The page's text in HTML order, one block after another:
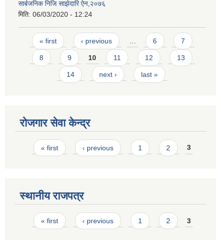
सार्बजनिक निजि साझेदारि ऐन,२०७६
मिति: 06/03/2020 - 12:24
Pages
« first ‹ previous 6 7
8 9 10 11 12 13
14 next › last »
रोजगार सेवा केन्द्र
Pages
« first ‹ previous 1 2 3
स्थानीय राजपत्र
Pages
« first ‹ previous 1 2 3